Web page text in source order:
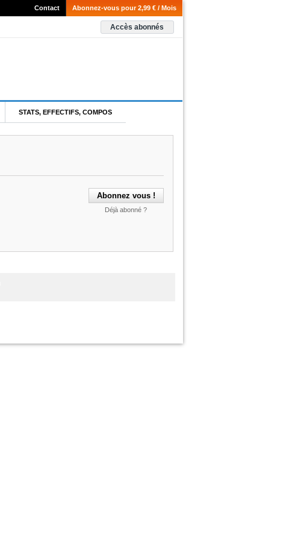
Abonnez-vous pour 2,99 € / Mois
Contact
Accès abonnés
STATS, EFFECTIFS, COMPOS
Déjà abonné ?